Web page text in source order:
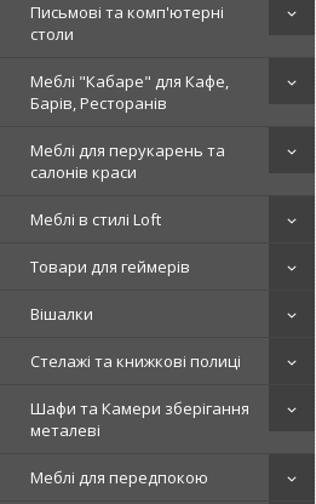
Письмові та комп'ютерні
столи
Меблі "Кабаре" для Кафе,
Барів, Ресторанів
Меблі для перукарень та
салонів краси
Меблі в стилі Loft
Товари для геймерів
Вішалки
Стелажі та книжкові полиці
Шафи та Камери зберігання
металеві
Меблі для передпокою